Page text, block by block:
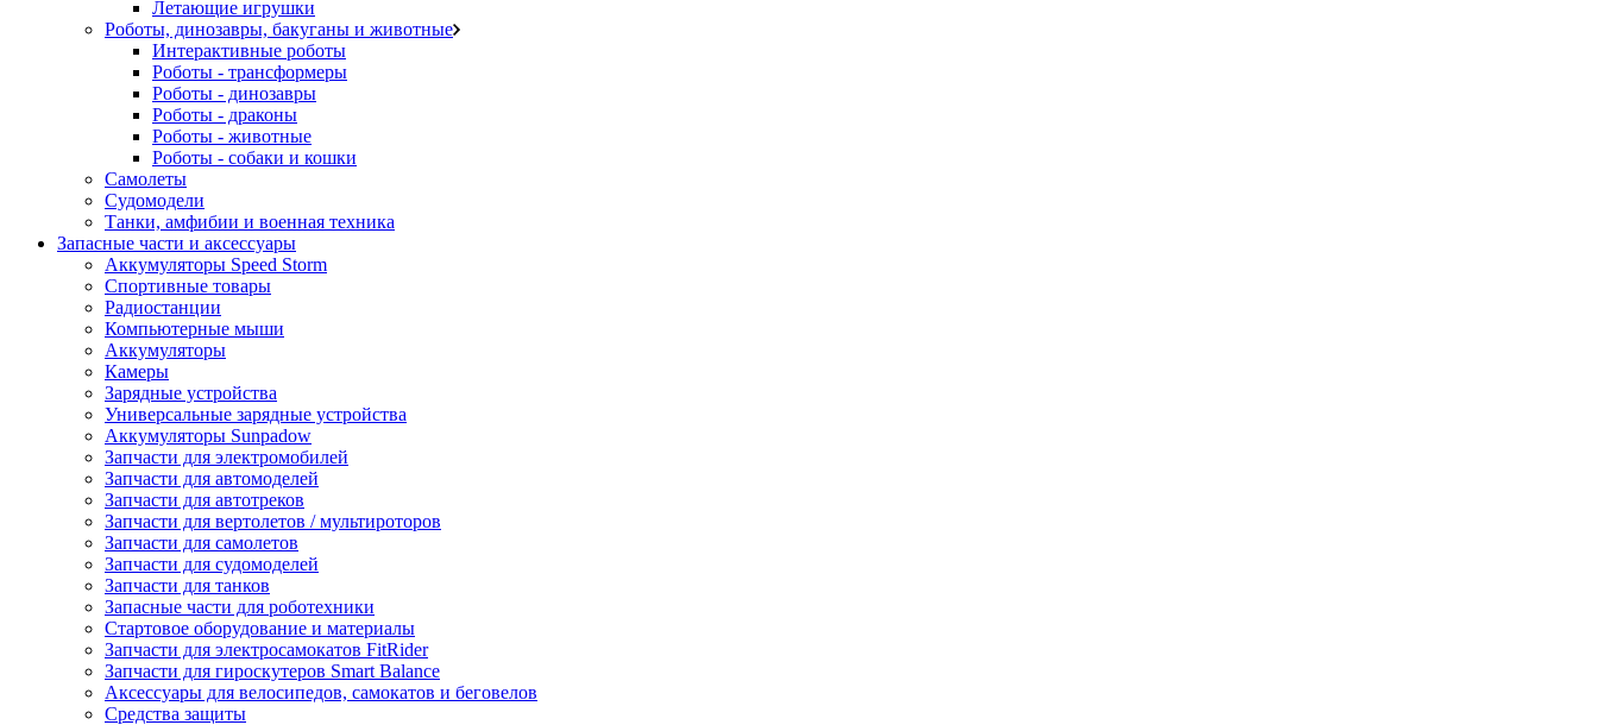
Летающие игрушки
Роботы, динозавры, бакуганы и животные
Интерактивные роботы
Роботы - трансформеры
Роботы - динозавры
Роботы - драконы
Роботы - животные
Роботы - собаки и кошки
Самолеты
Судомодели
Танки, амфибии и военная техника
Запасные части и аксессуары
Аккумуляторы Speed Storm
Спортивные товары
Радиостанции
Компьютерные мыши
Аккумуляторы
Камеры
Зарядные устройства
Универсальные зарядные устройства
Аккумуляторы Sunpadow
Запчасти для электромобилей
Запчасти для автомоделей
Запчасти для автотреков
Запчасти для вертолетов / мультироторов
Запчасти для самолетов
Запчасти для судомоделей
Запчасти для танков
Запасные части для роботехники
Стартовое оборудование и материалы
Запчасти для электросамокатов FitRider
Запчасти для гироскутеров Smart Balance
Аксессуары для велосипедов, самокатов и беговелов
Средства защиты